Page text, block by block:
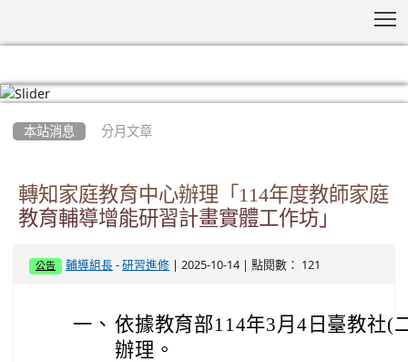
本站消息 分月文章
轉知家庭教育中心辦理「114年度教師家庭
教育輔導增能研習計畫實體工作坊」
公告 輔導組長 -研習進修 | 2025-10-14 | 點閱數： 121
一、 依據教育部114年3月4日臺教社(
辦理。